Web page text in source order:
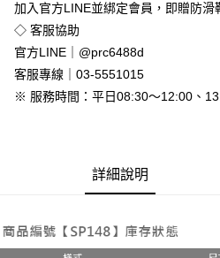
全家付款取貨
免運費
付款後全家取貨
免運費
付款後7-11取貨
加入官方LINE並綁定會員，即贈防滑
◇ 客服協助
官方LINE｜@prc6488d
客服專線｜03-5551015
※ 服務時間：平日08:30～12:00、
詳細說明